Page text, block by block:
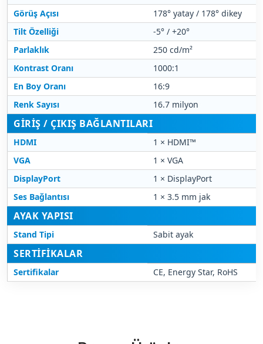
Görüş Açısı
178° yatay / 178° dikey
Tilt Özelliği
-5° / +20°
Parlaklık
250 cd/m²
Kontrast Oranı
1000:1
En Boy Oranı
16:9
Renk Sayısı
16.7 milyon
GIRIŞ / ÇIKIŞ BAĞLANTILARI
HDMI
1 × HDMI™
VGA
1 × VGA
DisplayPort
1 × DisplayPort
Ses Bağlantısı
1 × 3.5 mm jak
AYAK YAPISI
Stand Tipi Sabit ayak
SERTIFIKALAR
Sertifikalar CE, Energy Star, RoHS